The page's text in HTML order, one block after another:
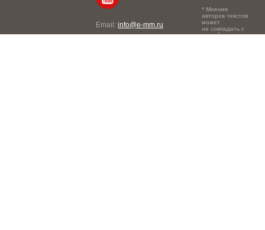
Email: info@e-mm.ru
* Мнение
авторов текстов
может
не совпадать с
точкой зрения